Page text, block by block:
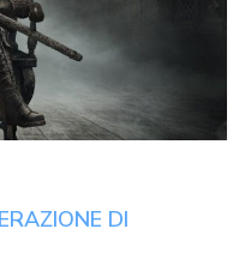
DI